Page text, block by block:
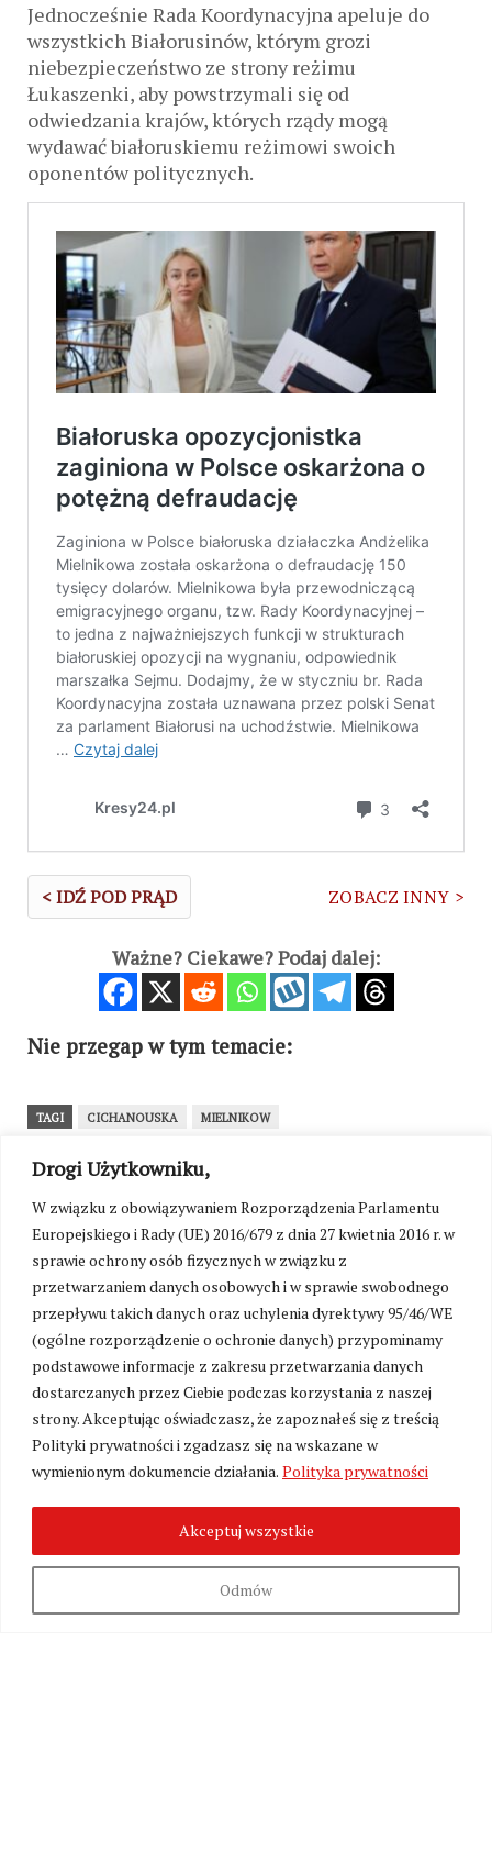
Drogi Użytkowniku,
W związku z obowiązywaniem Rozporządzenia Parlamentu
Europejskiego i Rady (UE) 2016/679 z dnia 27 kwietnia 2016 r. w
sprawie ochrony osób fizycznych w związku z
przetwarzaniem danych osobowych i w sprawie swobodnego
przepływu takich danych oraz uchylenia dyrektywy 95/46/WE
(ogólne rozporządzenie o ochronie danych) przypominamy
podstawowe informacje z zakresu przetwarzania danych
dostarczanych przez Ciebie podczas korzystania z naszej
strony. Akceptując oświadczasz, że zapoznałeś się z treścią
Polityki prywatności i zgadzasz się na wskazane w
wymienionym dokumencie działania. Polityka prywatności
Odmów
Akceptuj wszystkie
Jednocześnie Rada Koordynacyjna apeluje do
wszystkich Białorusinów, którym grozi
niebezpieczeństwo ze strony reżimu
Łukaszenki, aby powstrzymali się od
odwiedzania krajów, których rządy mogą
wydawać białoruskiemu reżimowi swoich
oponentów politycznych.
< IDŹ POD PRĄD ZOBACZ INNY >
Ważne? Ciekawe? Podaj dalej:
Nie przegap w tym temacie:
TAGI CICHANOUSKA MIELNIKOW
WRÓĆ NA STRONĘ GŁÓWNĄ
SEKCJA KOMENTARZY TYMCZASOWO
NIEDOSTĘPNA
W związku z przygotowaniami do uruchomienia
platformy wsparcia portalu Kresy24.pl oraz walką
z zalewem toksycznych treści, możliwość
komentowania została czasowo zawieszona. Już
wkrótce przywrócimy sekcję komentarzy w nowej,
kulturalnej formule – jako przestrzeń dostępną
wyłącznie dla naszych stałych Czytelników i
Patronów wspierających utrzymanie redakcji.